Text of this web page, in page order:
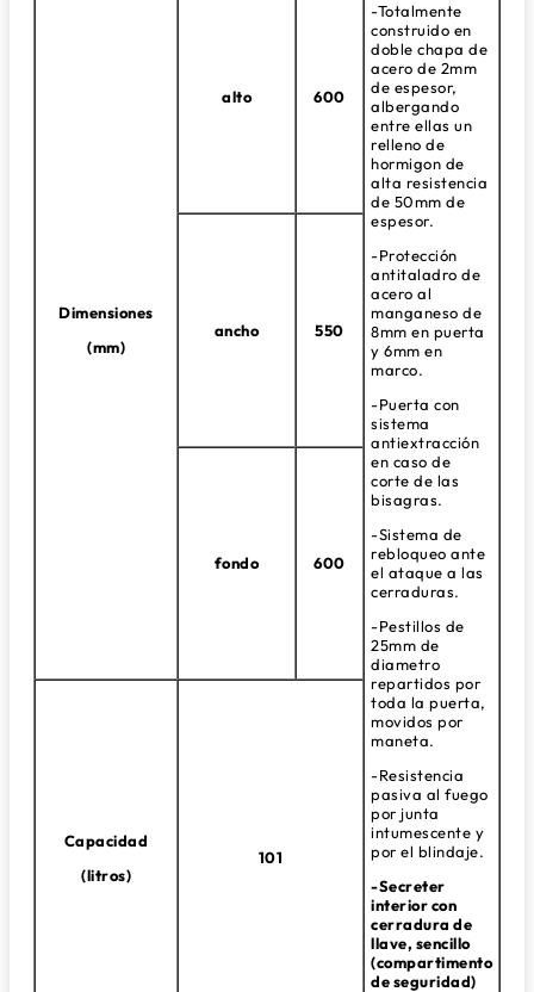
-Totalmente
construido en
doble chapa de
acero de 2mm
de espesor,
albergando
entre ellas un
relleno de
hormigon de
alta resistencia
de 50mm de
espesor.
-Protección
antitaladro de
acero al
manganeso de
8mm en puerta
y 6mm en
marco.
-Puerta con
sistema
antiextracción
en caso de
corte de las
bisagras.
-Sistema de
rebloqueo ante
el ataque a las
cerraduras.
-Pestillos de
25mm de
diametro
repartidos por
toda la puerta,
movidos por
maneta.
-Resistencia
pasiva al fuego
por junta
intumescente y
por el blindaje.
-Secreter
interior con
cerradura de
llave, sencillo
(compartimento
de seguridad)
Dimensiones
(mm)
alto 600
ancho 550
fondo 600
Capacidad
(litros)
101